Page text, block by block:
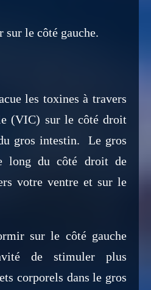
le côté gauche.
les toxines à travers
(VIC) sur le côté droit
gros intestin. Le gros
long du côté droit de
votre ventre et sur le
sur le côté gauche
de stimuler plus
corporels dans le gros